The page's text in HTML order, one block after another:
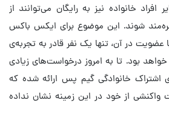
خانواده نیز به رایگان می‌توانند از
شوند. این موضوع برای ایکس باکس
در آن، تنها یک نفر قادر به تجربه‌ی
بود. تا به امروز درخواست‌های زیادی
اشتراک خانوادگی گیم پس ارائه شده که
واکنشی از خود در این زمینه نشان نداده